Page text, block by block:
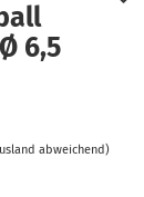
6,5
abweichend)